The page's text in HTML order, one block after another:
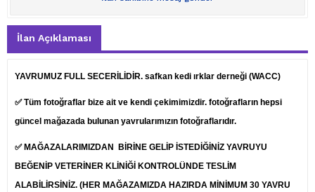
İlan Açıklaması
YAVRUMUZ FULL SECERİLİDİR. safkan kedi ırklar derneği (WACC)
✅ Tüm fotoğraflar bize ait ve kendi çekimimizdir. fotoğrafların hepsi
güncel mağazada bulunan yavrularımızın fotoğraflarıdır.
✅ MAĞAZALARIMIZDAN BİRİNE GELİP İSTEDİĞİNİZ YAVRUYU
BEĞENİP VETERİNER KLİNİĞİ KONTROLÜNDE TESLİM
ALABİLİRSİNİZ. (HER MAĞAZAMIZDA HAZIRDA MİNİMUM 30 YAVRU